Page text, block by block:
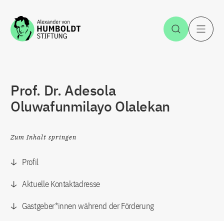
Zum Inhalt springen Suche
Prof. Dr. Adesola
Oluwafunmilayo Olalekan
Zum Inhalt springen
Profil
Aktuelle Kontaktadresse
Gastgeber*innen während der Förderung